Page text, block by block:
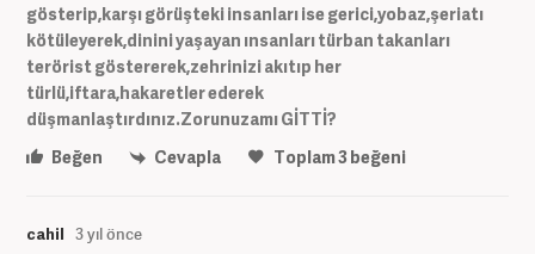
gösterip,karşı görüşteki insanları ise gerici,yobaz,şeriatı
kötüleyerek,dinini yaşayan ınsanları türban takanları
terörist göstererek,zehrinizi akıtıp her
türlü,iftara,hakaretler ederek
düşmanlaştırdınız.Zorunuzamı GİTTİ?
Beğen
Cevapla Toplam3beğeni
cahil 3 yıl önce